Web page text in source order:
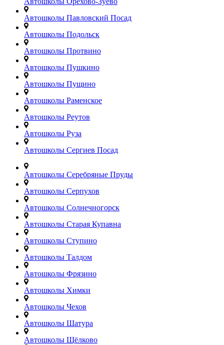
Автошколы Павловский Посад
Автошколы Подольск
Автошколы Протвино
Автошколы Пушкино
Автошколы Пущино
Автошколы Раменское
Автошколы Реутов
Автошколы Руза
Автошколы Сергиев Посад
Автошколы Серебряные Пруды
Автошколы Серпухов
Автошколы Солнечногорск
Автошколы Старая Купавна
Автошколы Ступино
Автошколы Талдом
Автошколы Фрязино
Автошколы Химки
Автошколы Чехов
Автошколы Шатура
Автошколы Щёлково